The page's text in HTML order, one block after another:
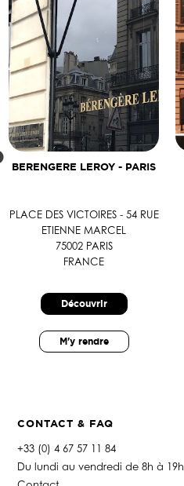
BERENGERE LEROY - PARIS
PLACE DES VICTOIRES - 54 RUE
ETIENNE MARCEL
75002 PARIS
FRANCE
Découvrir
M'y rendre
CONTACT & FAQ
+33 (0) 4 67 57 11 84
Du lundi au vendredi de 8h à 19h